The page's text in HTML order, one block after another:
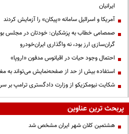
ایرانیان
آمریکا و اسرائیل سامانه «پیکان» را آزمایش کردند
صمصامی خطاب به پزشکیان: خودتان در مجلس
گران‌سازی ارز بود، نه واگذاری ایران‌خودرو
احتمال وجود حیات در اقیانوس مدفون «اروپا»
استفاده بیش از حد از صفحه‌نمایش می‌تواند به
شکایت نیومکزیکو از وزارت دادگستری ترامپ بر
پربحث ترین عناوین
هشتمین کلان شهر ایران مشخص شد